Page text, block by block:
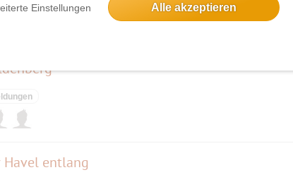
Einstellungen Alle akzeptieren
entlang